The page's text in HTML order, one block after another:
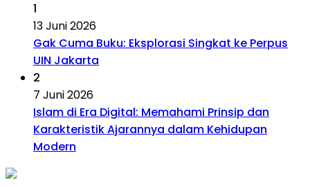
1
13 Juni 2026
Gak Cuma Buku: Eksplorasi Singkat ke Perpus
UIN Jakarta
2
7 Juni 2026
Islam di Era Digital: Memahami Prinsip dan
Karakteristik Ajarannya dalam Kehidupan
Modern